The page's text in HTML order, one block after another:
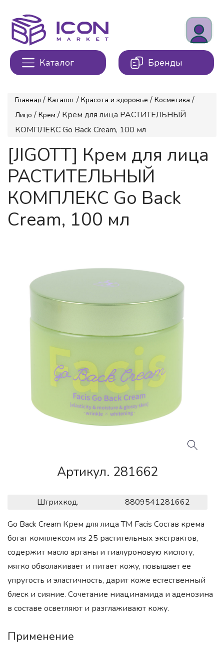
Каталог Бренды
Главная / Каталог / Красота и здоровье / Косметика /
Лицо / Крем / Крем для лица РАСТИТЕЛЬНЫЙ
КОМПЛЕКС Go Back Cream, 100 мл
[JIGOTT] Крем для лица
РАСТИТЕЛЬНЫЙ
КОМПЛЕКС Go Back
Cream, 100 мл
Артикул. 281662
Штрихкод.
8809541281662
Go Back Cream Крем для лица ТМ Facis Состав крема
богат комплексом из 25 растительных экстрактов,
содержит масло арганы и гиалуроновую кислоту,
мягко обволакивает и питает кожу, повышает ее
упругость и эластичность, дарит коже естественный
блеск и сияние. Сочетание ниацинамида и аденозина
в составе осветляют и разглаживают кожу.
Применение